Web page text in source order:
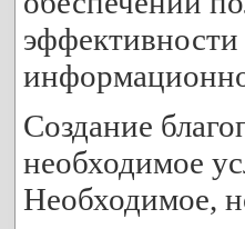
Создание
необходимое
Необходимое,